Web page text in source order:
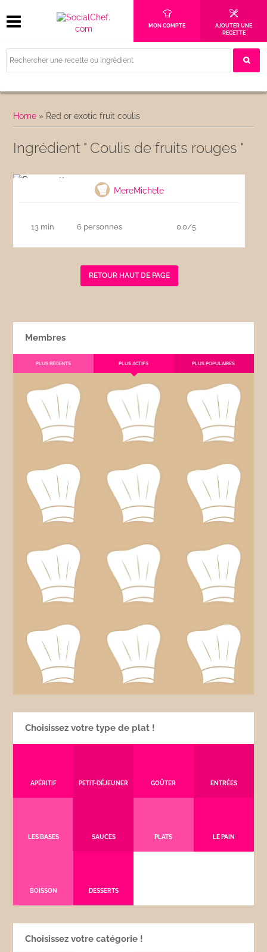
MON COMPTE
AJOUTER UNE
RECETTE
Home » Red or exotic fruit coulis
Ingrédient " Coulis de fruits rouges "
MereMichele
13 min 6 personnes 0.0/5
RETOUR HAUT DE PAGE
Membres
PLUS RÉCENTS PLUS ACTIFS PLUS POPULAIRES
Choisissez votre type de plat !
APÉRITIF PETIT-DÉJEUNER GOÛTER ENTRÉES
LES BASES SAUCES PLATS LE PAIN
BOISSON DESSERTS
Choisissez votre catégorie !